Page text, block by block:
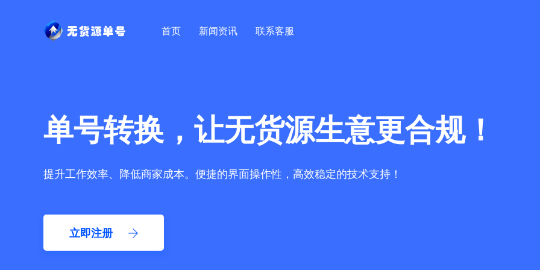
首页 新闻资讯 联系客服
单号转换，让无货源生意更合规！
提升工作效率、降低商家成本。便捷的界面操作性，高效稳定的技术支持！
立即注册